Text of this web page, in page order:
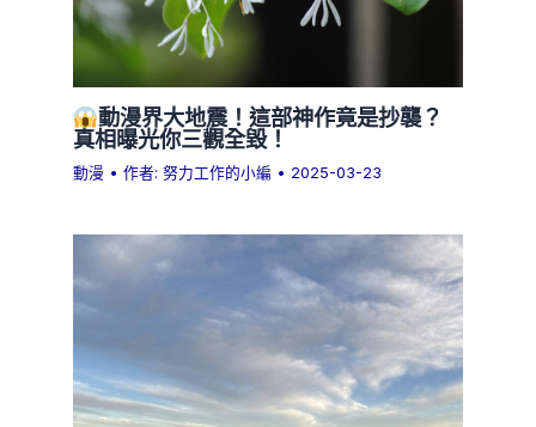
動漫界大地震！這部神作竟是抄襲？
真相曝光你三觀全毀！
動漫 • 作者:努力工作的小編 • 2025-03-23